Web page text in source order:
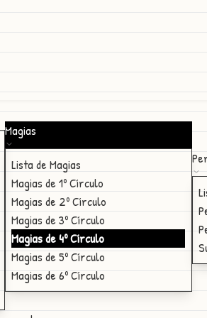
Magias
Lista de Magias
Magias de 1º Círculo
Magias de 2º Círculo
Magias de 3º Círculo
Magias de 4º Círculo
Magias de 5º Círculo
Magias de 6º Círculo